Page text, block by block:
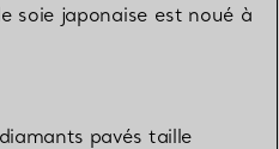
soie japonaise est noué à
pavés taille